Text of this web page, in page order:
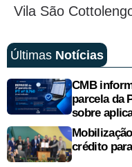
Vila São
Últimas Notícias
CMB
parcela da
sobre
crédito